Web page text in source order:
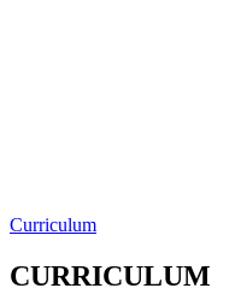
Curriculum
CURRICULUM